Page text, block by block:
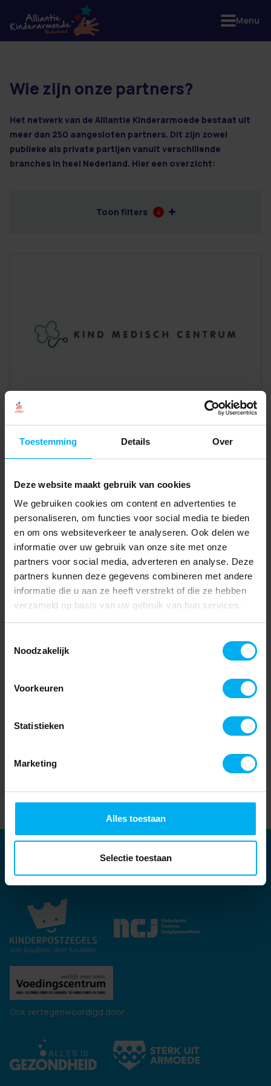
Toestemming Details Over
Deze website maakt gebruik van cookies
We gebruiken cookies om content en advertenties te
personaliseren, om functies voor social media te bieden
en om ons websiteverkeer te analyseren. Ook delen we
informatie over uw gebruik van onze site met onze
partners voor social media, adverteren en analyse. Deze
partners kunnen deze gegevens combineren met andere
informatie die u aan ze heeft verstrekt of die ze hebben
verzameld op basis van uw gebruik van hun services.
Noodzakelijk
Voorkeuren
Statistieken
Marketing
Alles toestaan
Selectie toestaan
3 resultaten
Wie zijn onze partners?
Het netwerk van de Alliantie Kinderarmoede bestaat uit
meer dan 250 aangesloten partners. Dit zijn zowel
publieke als private partijen vanuit verschillende
branches in heel Nederland. Hier een overzicht:
Toon filters 4
Kernpartners:
Ook vertegenwoordigd door:
Menu